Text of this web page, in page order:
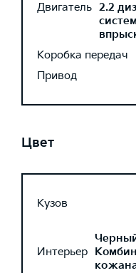
Двигатель 2.2
Коробка передач
Привод
Цвет
Кузов
Интерьер